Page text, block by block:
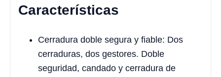
Características
Cerradura doble segura y fiable: Dos
cerraduras, dos gestores. Doble
seguridad, candado y cerradura de